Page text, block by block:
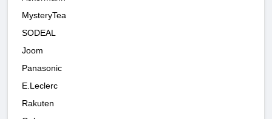
MysteryTea
SODEAL
Joom
Panasonic
E.Leclerc
Rakuten